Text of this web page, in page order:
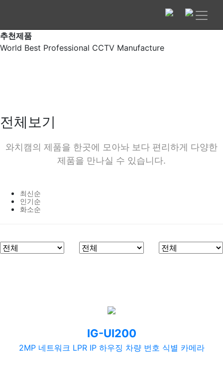
추천제품
World Best Professional CCTV Manufacture
전체보기
와치캠의 제품을 한곳에 모아놔 보다 편리하게 다양한
제품을 만나실 수 있습니다.
최신순
인기순
화소순
IG-UI200
2MP 네트워크 LPR IP 하우징 차량 번호 식별 카메라